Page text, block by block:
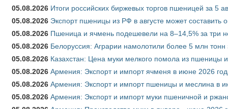
05.08.2026 Итоги российских биржевых торгов пшеницей за 5
05.08.2026 Экспорт пшеницы из РФ в августе может составить
05.08.2026 Пшеница и ячмень подешевели на 8–14,5% за три
05.08.2026 Белоруссия: Аграрии намолотили более 5 млн тонн
05.08.2026 Казахстан: Цена муки мелкого помола из пшеницы
05.08.2026 Армения: Экспорт и импорт ячменя в июне 2026
05.08.2026 Армения: Экспорт и импорт пшеницы и меслина в
05.08.2026 Армения: Экспорт и импорт муки пшеничной и